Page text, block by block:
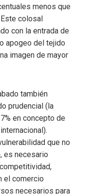
menos que
colosal
con la entrada de
apogeo del tejido
imagen de mayor
también
prudencial (la
en concepto de
que no
es necesario
el comercio
necesarios para